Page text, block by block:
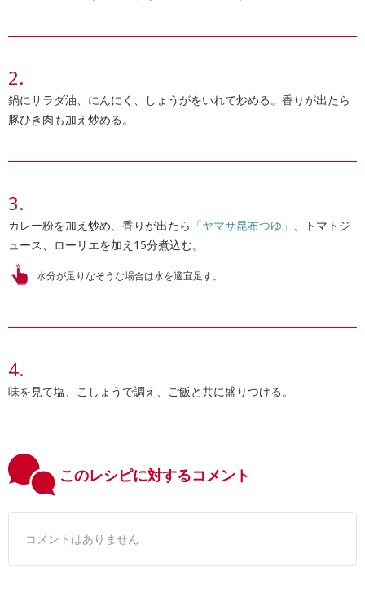
鍋にサラダ油、にんにく、しょうがをいれて炒める。香りが出たら
豚ひき肉も加え炒める。
カレー粉を加え炒め、香りが出たら 「ヤマサ昆布つゆ」 、トマトジ
ュース、ローリエを加え15分煮込む。
水分が足りなそうな場合は水を適宜足す。
味を見て塩、こしょうで調え、ご飯と共に盛りつける。
このレシピに対するコメント
コメントはありません